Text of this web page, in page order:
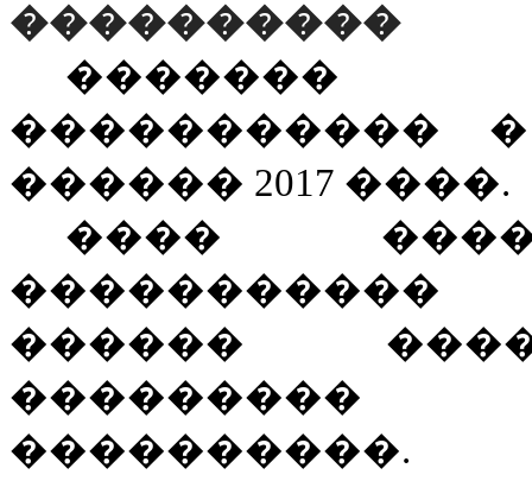
����������
�������
�����������
������ 2017 ����.
����
������
����������.